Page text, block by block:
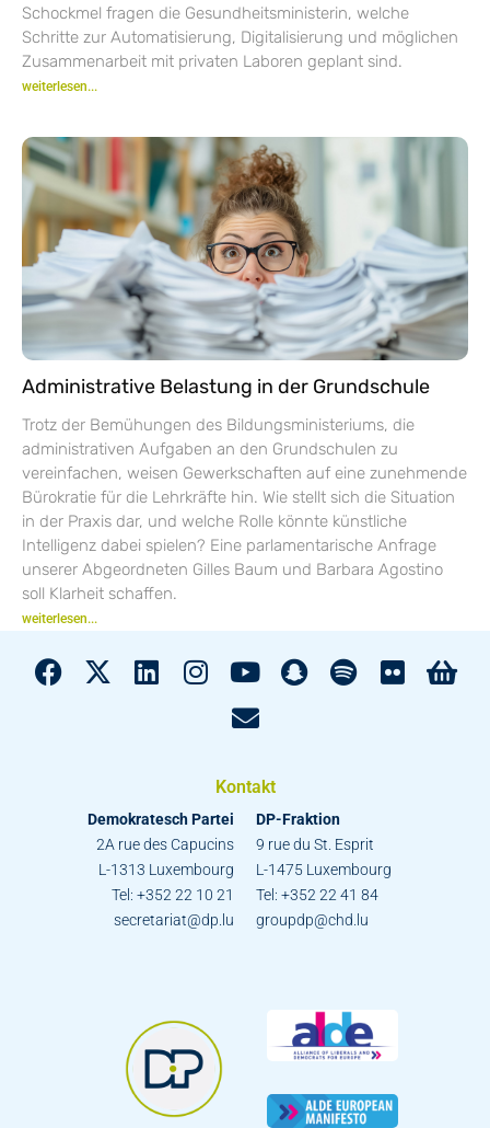
Schockmel fragen die Gesundheitsministerin, welche
Schritte zur Automatisierung, Digitalisierung und möglichen
Zusammenarbeit mit privaten Laboren geplant sind.
weiterlesen...
Administrative Belastung in der Grundschule
Trotz der Bemühungen des Bildungsministeriums, die
administrativen Aufgaben an den Grundschulen zu
vereinfachen, weisen Gewerkschaften auf eine zunehmende
Bürokratie für die Lehrkräfte hin. Wie stellt sich die Situation
in der Praxis dar, und welche Rolle könnte künstliche
Intelligenz dabei spielen? Eine parlamentarische Anfrage
unserer Abgeordneten Gilles Baum und Barbara Agostino
soll Klarheit schaffen.
weiterlesen...
Kontakt
Demokratesch Partei
2A rue des Capucins
L-1313 Luxembourg
Tel: +352 22 10 21
secretariat@dp.lu
DP-Fraktion
9 rue du St. Esprit
L-1475 Luxembourg
Tel: +352 22 41 84
groupdp@chd.lu